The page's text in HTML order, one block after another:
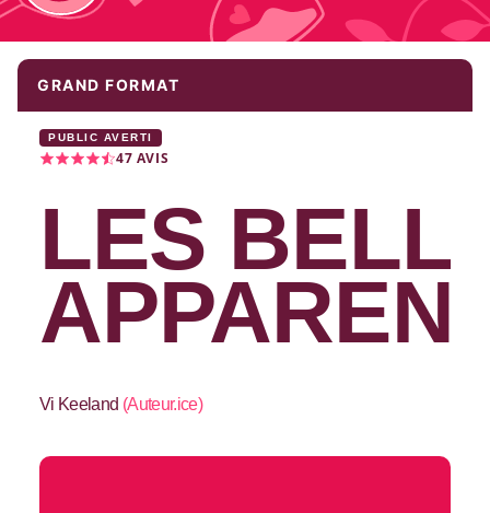
GRAND FORMAT
PUBLIC AVERTI
47 AVIS
LES
Vi Keeland (Auteur.ice)